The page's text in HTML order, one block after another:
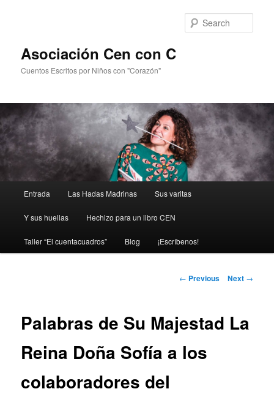
Asociación Cen con C
Cuentos Escritos por Niños con "Corazón"
Skip
to
primary
Entrada Las Hadas Madrinas Sus varitas
Y sus huellas Hechizo para un libro CEN
Taller “El cuentacuadros” Blog ¡Escríbenos!
Post
← Previous Next →
Palabras de Su Majestad La
Reina Doña Sofía a los
colaboradores del